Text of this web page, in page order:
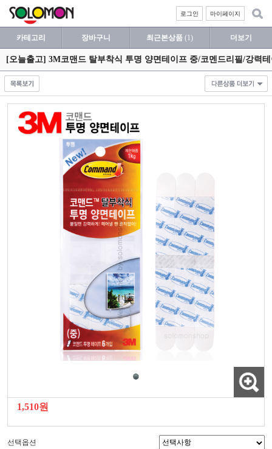
마이페이지
로그인
카테고리 장바구니 최근본상품 (1) 더보기
[오늘출고] 3M코맨드 탈부착식 투명 양면테이프 중/코멘드리필/강력
1,510원
선택옵션